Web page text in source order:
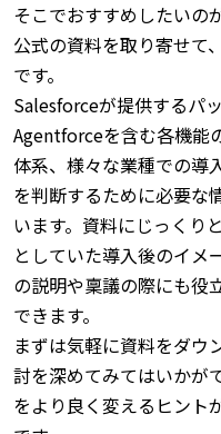
そこでおすすめしたいの
公式の資料を取り寄せて
です。
Salesforceが提供するパ
Agentforceを含む各機能
体系、様々な業種での導
を判断するために必要な
います。 資料にじっくり
としていた導入後のイメ
の説明や稟議の際にも役
できます。
まずは気軽に資料をダウ
討を深めてみてはいかが
をより良く変えるヒント